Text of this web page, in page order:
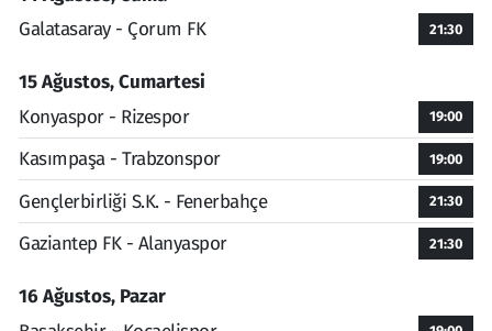
Galatasaray - Çorum FK
21:30
15 Ağustos, Cumartesi
Konyaspor - Rizespor
19:00
Kasımpaşa - Trabzonspor 19:00
Gençlerbirliği S.K. - Fenerbahçe 21:30
Gaziantep FK - Alanyaspor 21:30
16 Ağustos, Pazar